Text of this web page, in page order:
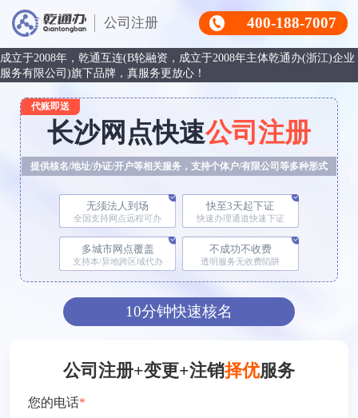
公司注册 400-188-7007
成立于2008年，乾通互连(B轮融资，成立于2008年主体乾通办(浙江)企业
服务有限公司)旗下品牌，真服务更放心！
代账即送
长沙网点快速公司注册
提供核名/地址/办证/开户等相关服务，支持个体户/有限公司等多种形式
无须法人到场
全国支持网点远程可办
快至3天起下证
快速办理通道快速下证
多城市网点覆盖
支持本/异地跨区域代办
不成功不收费
透明服务无收费陷阱
10分钟快速核名
公司注册+变更+注销择优服务
您的电话*